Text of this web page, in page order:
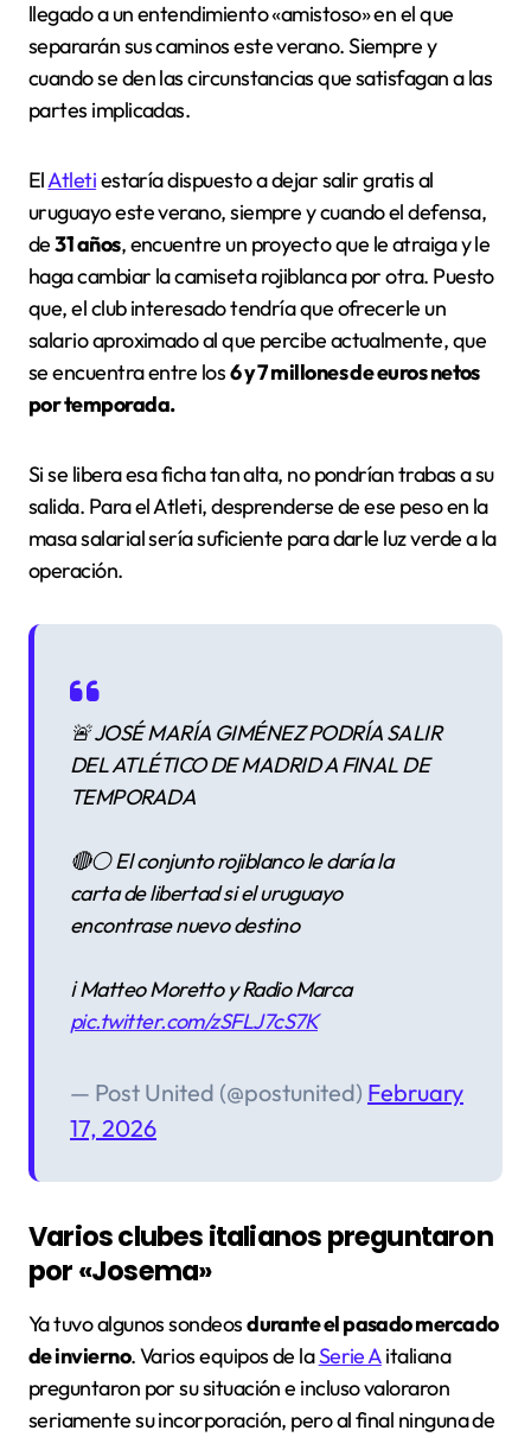
llegado a un entendimiento «amistoso» en el que
separarán sus caminos este verano. Siempre y
cuando se den las circunstancias que satisfagan a las
partes implicadas.
ElAtletiestaría dispuesto a dejar salir gratis al
uruguayo este verano, siempre y cuando el defensa,
de31 años, encuentre un proyecto que le atraiga y le
haga cambiar la camiseta rojiblanca por otra. Puesto
que, el club interesado tendría que ofrecerle un
salario aproximado al que percibe actualmente, que
se encuentra entre los6 y 7 millones de euros netos
por temporada.
Si se libera esa ficha tan alta, no pondrían trabas a su
salida. Para el Atleti, desprenderse de ese peso en la
masa salarial sería suficiente para darle luz verde a la
operación.
🚨 JOSÉ MARÍA GIMÉNEZ PODRÍA SALIR
DEL ATLÉTICO DE MADRID A FINAL DE
TEMPORADA
🔴⚪️ El conjunto rojiblanco le daría la
carta de libertad si el uruguayo
encontrase nuevo destino
ℹ️ Matteo Moretto y Radio Marca
pic.twitter.com/zSFLJ7cS7K
— Post United (@postunited) February
17, 2026
Varios clubes italianos preguntaron
por «Josema»
Ya tuvo algunos sondeosdurante el pasado mercado
de invierno. Varios equipos de laSerie Aitaliana
preguntaron por su situación e incluso valoraron
seriamente su incorporación, pero al final ninguna de